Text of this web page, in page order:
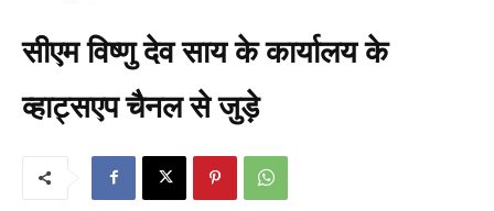
सीएम विष्णु देव साय के कार्यालय के
व्हाट्सएप चैनल से जुड़े